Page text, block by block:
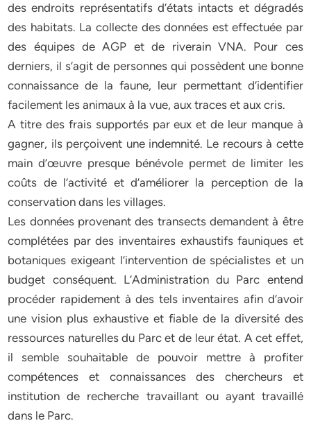
des endroits représentatifs d’états intacts et dégradés
des habitats. La collecte des données est effectuée par
des équipes de AGP et de riverain VNA. Pour ces
derniers, il s’agit de personnes qui possèdent une bonne
connaissance de la faune, leur permettant d’identifier
facilement les animaux à la vue, aux traces et aux cris.
A titre des frais supportés par eux et de leur manque à
gagner, ils perçoivent une indemnité. Le recours à cette
main d’œuvre presque bénévole permet de limiter les
coûts de l’activité et d’améliorer la perception de la
conservation dans les villages.
Les données provenant des transects demandent à être
complétées par des inventaires exhaustifs fauniques et
botaniques exigeant l’intervention de spécialistes et un
budget conséquent. L’Administration du Parc entend
procéder rapidement à des tels inventaires afin d’avoir
une vision plus exhaustive et fiable de la diversité des
ressources naturelles du Parc et de leur état. A cet effet,
il semble souhaitable de pouvoir mettre à profiter
compétences et connaissances des chercheurs et
institution de recherche travaillant ou ayant travaillé
dans le Parc.